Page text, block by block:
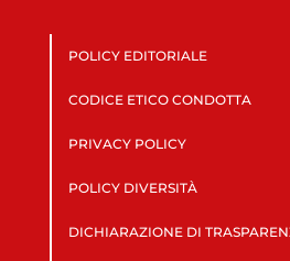
POLICY EDITORIALE
CODICE ETICO CONDOTTA
PRIVACY POLICY
POLICY DIVERSITÀ
DICHIARAZIONE DI